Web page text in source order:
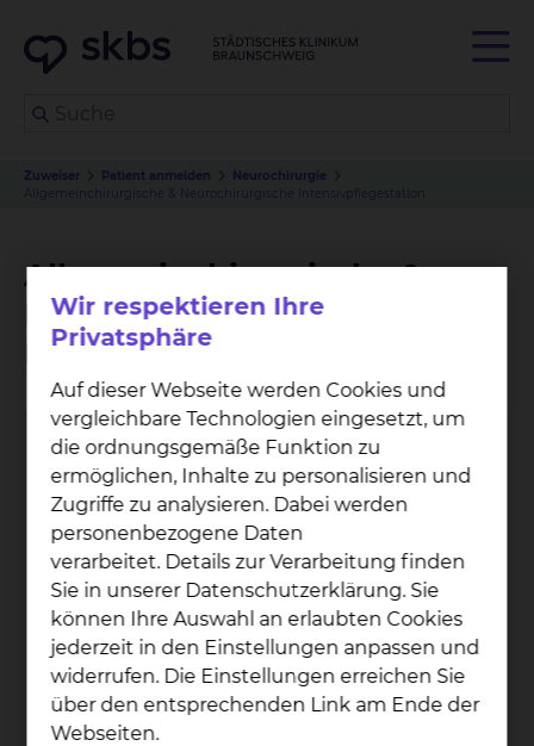
Zuweiser Patient anmelden
Neurochirurgie
Allgemeinchirurgische & Neurochirurgische Intensivpflegestation
Allgemeinchirurgische &
Neurochirurgische
Intensivpflegestation
Wir respektieren Ihre
Privatsphäre
Auf dieser Webseite werden Cookies und
vergleichbare Technologien eingesetzt, um
die ordnungsgemäße Funktion zu
ermöglichen, Inhalte zu personalisieren und
Zugriffe zu analysieren. Dabei werden
personenbezogene Daten
verarbeitet. Details zur Verarbeitung finden
Sie in unserer Datenschutzerklärung. Sie
können Ihre Auswahl an erlaubten Cookies
jederzeit in den Einstellungen anpassen und
widerrufen. Die Einstellungen erreichen Sie
über den entsprechenden Link am Ende der
Webseiten.